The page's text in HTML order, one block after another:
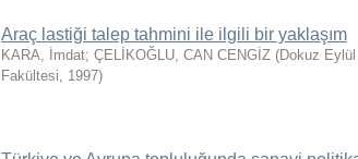
Araç lastiği talep tahmini ile ilgili bir yaklaşım
KARA, İmdat; ÇELİKOĞLU, CAN CENGİZ (Dokuz
Fakültesi, 1997)